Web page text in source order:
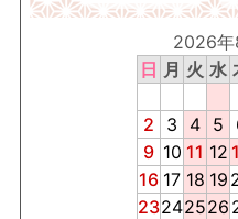
2026年
日 月 火 水
2
3 4 5
9 10 11 12
16 17 18 19
23242526